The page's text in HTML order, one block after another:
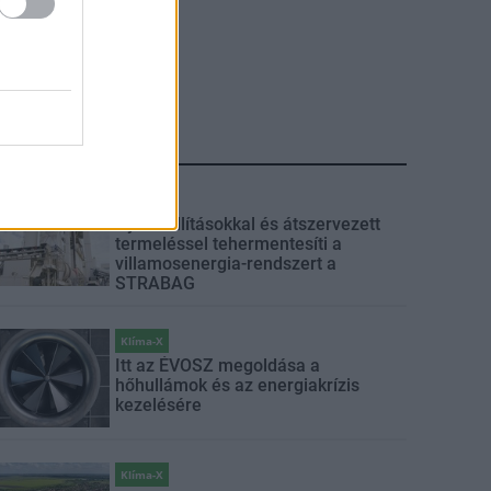
Gyárleállításokkal és átszervezett
termeléssel tehermentesíti a
villamosenergia-rendszert a
STRABAG
Klíma-X
Itt az ÉVOSZ megoldása a
hőhullámok és az energiakrízis
kezelésére
Klíma-X